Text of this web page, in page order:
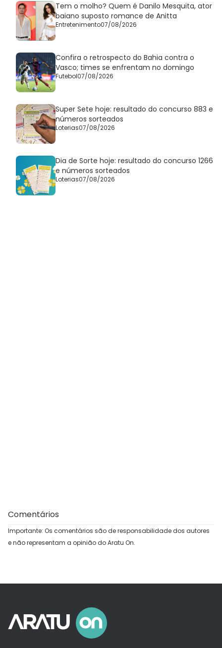
Tem o molho? Quem é Danilo Mesquita, ator
baiano suposto romance de Anitta
Entretenimento07/08/2026
Confira o retrospecto do Bahia contra o
Vasco; times se enfrentam no domingo
Futebol07/08/2026
Super Sete hoje: resultado do concurso 883 e
números sorteados
Loterias07/08/2026
Dia de Sorte hoje: resultado do concurso 1266
e números sorteados
Loterias07/08/2026
Comentários
Importante: Os comentários são de responsabilidade dos autores
e não representam a opinião do Aratu On.